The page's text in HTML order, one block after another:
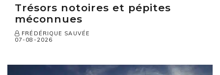
Trésors notoires et pépites
méconnues
FRÉDÉRIQUE SAUVÉE
07-08-2026